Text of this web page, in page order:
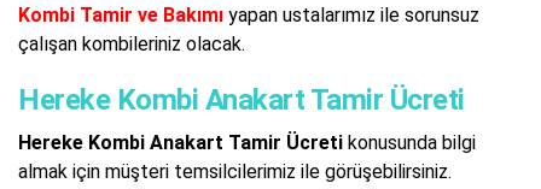
Kombi Tamir ve Bakımı yapan ustalarımız ile sorunsuz
çalışan kombileriniz olacak.
Hereke Kombi Anakart Tamir Ücreti
Hereke Kombi Anakart Tamir Ücreti konusunda bilgi
almak için müşteri temsilcilerimiz ile görüşebilirsiniz.